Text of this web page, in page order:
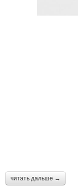
читать дальше →